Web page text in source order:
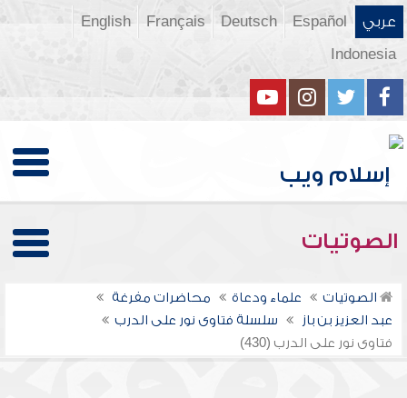
عربي Español
Deutsch
Français
English
Indonesia
الصوتيات
الصوتيات علماء ودعاة
محاضرات مفرغة
عبد العزيز بن باز
سلسلة فتاوى نور على الدرب
فتاوى نور على الدرب (430)